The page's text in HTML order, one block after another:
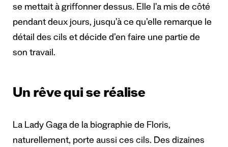
se mettait à griffonner dessus. Elle l’a mis de côté
pendant deux jours, jusqu’à ce qu’elle remarque le
détail des cils et décide d’en faire une partie de
son travail.
Un rêve qui se réalise
La Lady Gaga de la biographie de Floris,
naturellement, porte aussi ces cils. Des dizaines